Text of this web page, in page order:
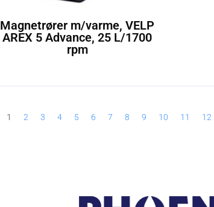
Magnetrører m/varme, VELP
AREX 5 Advance, 25 L/1700
rpm
1 2 3 4 5 6 7 8 9 10 11 12